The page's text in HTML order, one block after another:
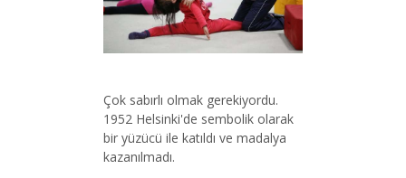
Çok sabırlı olmak gerekiyordu.
1952 Helsinki'de sembolik olarak
bir yüzücü ile katıldı ve madalya
kazanılmadı.